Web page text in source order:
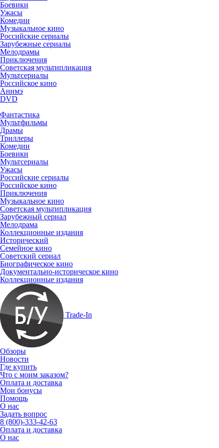
Боевики
Ужасы
Комедии
Музыкальное кино
Российские сериалы
Зарубежные сериалы
Мелодрамы
Приключения
Советская мультипликация
Мультсериалы
Российское кино
Анимэ
DVD
Фантастика
Мультфильмы
Драмы
Триллеры
Комедии
Боевики
Мультсериалы
Ужасы
Российские сериалы
Российское кино
Приключения
Музыкальное кино
Советская мультипликация
Зарубежный сериал
Мелодрама
Коллекционные издания
Исторический
Семейное кино
Советский сериал
Биографическое кино
Документально-историческое кино
Коллекционные издания
Trade-In
Обзоры
Новости
Где купить
Что с моим заказом?
Оплата и доставка
Мои бонусы
Помощь
О нас
Задать вопрос
8 (800)-333-42-63
Оплата и доставка
О нас